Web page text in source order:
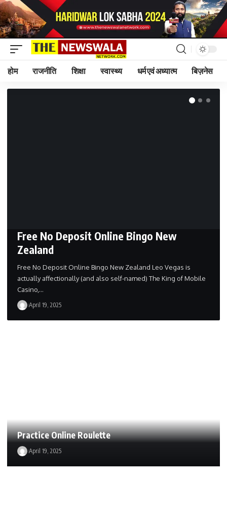
होम राजनीति शिक्षा स्वास्थ्य धर्म एवं अध्यात्म बिज़नेस
Free No Deposit Online Bingo New
Zealand
Free No Deposit Online Bingo New Zealand Leo Vegas is
actually affectionally (and also self-named) The King of Mobile
Casino,…
April 19, 2025
Practice Online Roulette
April 19, 2025